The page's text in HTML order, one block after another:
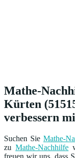
Mathe-
Kürten
verbessern
Suchen SieMathe-
zu Mathe-Nachhilfe
freuen wir uns, dass